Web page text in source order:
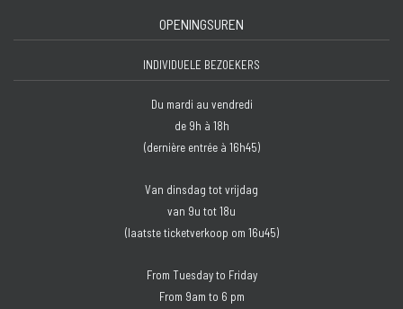
OPENINGSUREN
INDIVIDUELE BEZOEKERS
Du mardi au vendredi
de 9h à 18h
(dernière entrée à 16h45)
Van dinsdag tot vrijdag
van 9u tot 18u
(laatste ticketverkoop om 16u45)
From Tuesday to Friday
From 9am to 6 pm